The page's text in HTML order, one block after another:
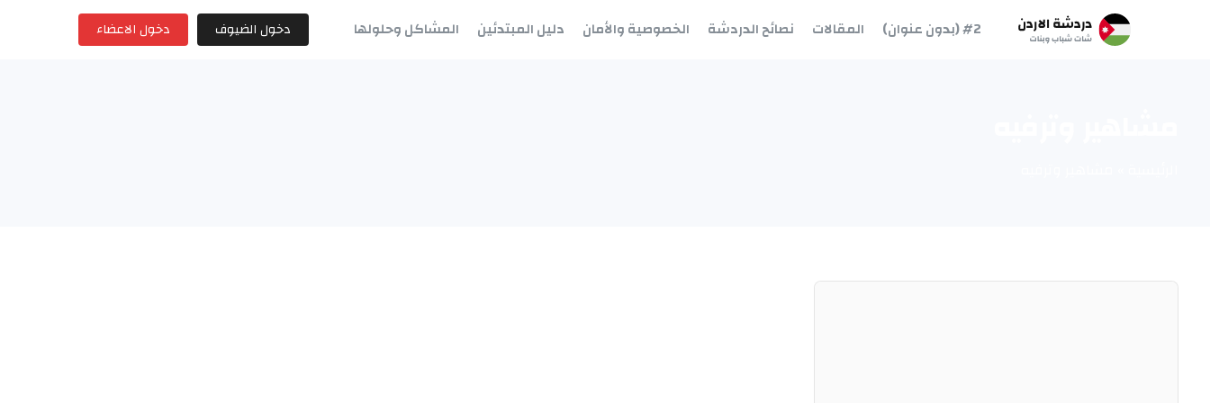
#2 (بدون عنوان) المقالات نصائح الدردشة الخصوصية والأمان دليل المبتدئين المشاكل وحلولها دخول الضيوف دخول الاعضاء